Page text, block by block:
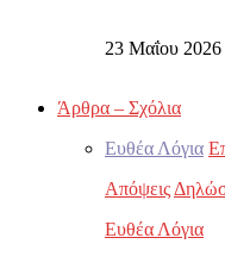
23 Μαΐου 2026
Άρθρα – Σχόλια
Ευθέα Λόγια
Απόψεις
Ευθέα Λόγια